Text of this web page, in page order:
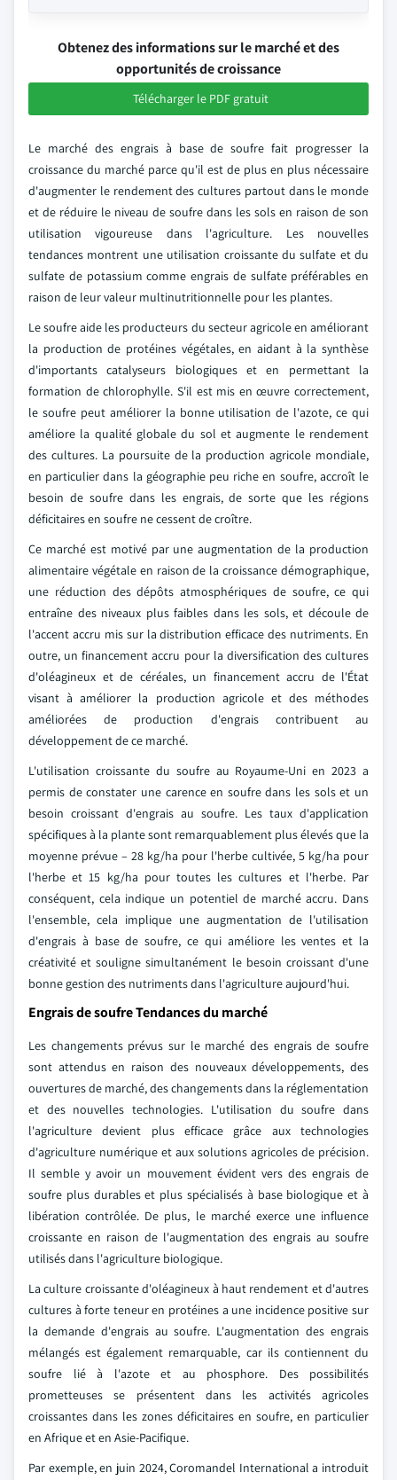
Obtenez des informations sur le marché et des
opportunités de croissance
Télécharger le PDF gratuit
Le marché des engrais à base de soufre fait progresser la
croissance du marché parce qu'il est de plus en plus nécessaire
d'augmenter le rendement des cultures partout dans le monde
et de réduire le niveau de soufre dans les sols en raison de son
utilisation vigoureuse dans l'agriculture. Les nouvelles
tendances montrent une utilisation croissante du sulfate et du
sulfate de potassium comme engrais de sulfate préférables en
raison de leur valeur multinutritionnelle pour les plantes.
Le soufre aide les producteurs du secteur agricole en améliorant
la production de protéines végétales, en aidant à la synthèse
d'importants catalyseurs biologiques et en permettant la
formation de chlorophylle. S'il est mis en œuvre correctement,
le soufre peut améliorer la bonne utilisation de l'azote, ce qui
améliore la qualité globale du sol et augmente le rendement
des cultures. La poursuite de la production agricole mondiale,
en particulier dans la géographie peu riche en soufre, accroît le
besoin de soufre dans les engrais, de sorte que les régions
déficitaires en soufre ne cessent de croître.
Ce marché est motivé par une augmentation de la production
alimentaire végétale en raison de la croissance démographique,
une réduction des dépôts atmosphériques de soufre, ce qui
entraîne des niveaux plus faibles dans les sols, et découle de
l'accent accru mis sur la distribution efficace des nutriments. En
outre, un financement accru pour la diversification des cultures
d'oléagineux et de céréales, un financement accru de l'État
visant à améliorer la production agricole et des méthodes
améliorées de production d'engrais contribuent au
développement de ce marché.
L'utilisation croissante du soufre au Royaume-Uni en 2023 a
permis de constater une carence en soufre dans les sols et un
besoin croissant d'engrais au soufre. Les taux d'application
spécifiques à la plante sont remarquablement plus élevés que la
moyenne prévue – 28 kg/ha pour l'herbe cultivée, 5 kg/ha pour
l'herbe et 15 kg/ha pour toutes les cultures et l'herbe. Par
conséquent, cela indique un potentiel de marché accru. Dans
l'ensemble, cela implique une augmentation de l'utilisation
d'engrais à base de soufre, ce qui améliore les ventes et la
créativité et souligne simultanément le besoin croissant d'une
bonne gestion des nutriments dans l'agriculture aujourd'hui.
Engrais de soufre Tendances du marché
Les changements prévus sur le marché des engrais de soufre
sont attendus en raison des nouveaux développements, des
ouvertures de marché, des changements dans la réglementation
et des nouvelles technologies. L'utilisation du soufre dans
l'agriculture devient plus efficace grâce aux technologies
d'agriculture numérique et aux solutions agricoles de précision.
Il semble y avoir un mouvement évident vers des engrais de
soufre plus durables et plus spécialisés à base biologique et à
libération contrôlée. De plus, le marché exerce une influence
croissante en raison de l'augmentation des engrais au soufre
utilisés dans l'agriculture biologique.
La culture croissante d'oléagineux à haut rendement et d'autres
cultures à forte teneur en protéines a une incidence positive sur
la demande d'engrais au soufre. L'augmentation des engrais
mélangés est également remarquable, car ils contiennent du
soufre lié à l'azote et au phosphore. Des possibilités
prometteuses se présentent dans les activités agricoles
croissantes dans les zones déficitaires en soufre, en particulier
en Afrique et en Asie-Pacifique.
Par exemple, en juin 2024, Coromandel International a introduit